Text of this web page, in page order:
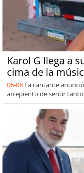
Karol G llega a
cima de la
06-08 La cantante
arrepiento de sentir